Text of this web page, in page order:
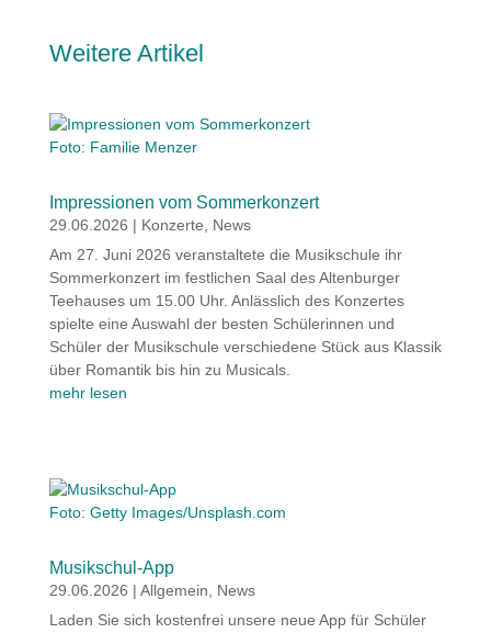
Weitere Artikel
Foto: Familie Menzer
Impressionen vom Sommerkonzert
29.06.2026 | Konzerte
News
Am 27. Juni 2026 veranstaltete die Musikschule ihr
Sommerkonzert im festlichen Saal des Altenburger
Teehauses um 15.00 Uhr. Anlässlich des Konzertes
spielte eine Auswahl der besten Schülerinnen und
Schüler der Musikschule verschiedene Stück aus Klassik
über Romantik bis hin zu Musicals.
mehr lesen
Foto: Getty Images/Unsplash.com
Musikschul-App
29.06.2026 | Allgemein
News
Laden Sie sich kostenfrei unsere neue App für Schüler